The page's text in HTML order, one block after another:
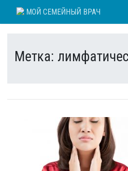
МОЙ СЕМЕЙНЫЙ ВРАЧ
Метка: